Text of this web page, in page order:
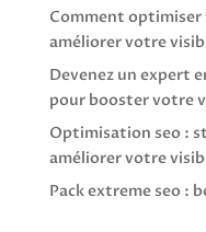
Comment optimiser
améliorer votre
Devenez un expert
pour booster votre
Optimisation seo :
améliorer votre
Pack extreme seo :